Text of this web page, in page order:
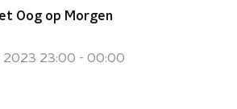
Oog op Morgen
2023 23:00 - 00:00